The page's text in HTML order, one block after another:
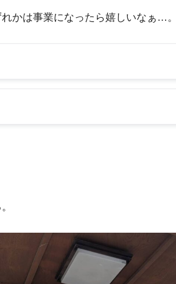
かは事業になったら嬉しいなぁ…。